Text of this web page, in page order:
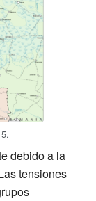
debido a la
tensiones